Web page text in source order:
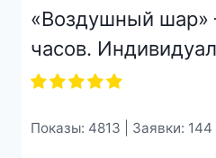
«Воздушный шар»
часов.
Показы: 4813 | Заявки: 144